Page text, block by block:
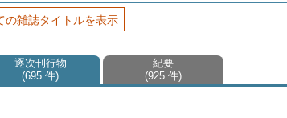
の雑誌タイトルを表示
逐次刊行物
695 件
紀要
925 件